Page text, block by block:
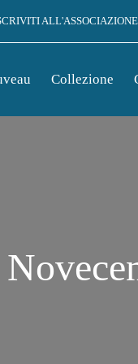
ALL'ASSOCIAZIONE
Collezione